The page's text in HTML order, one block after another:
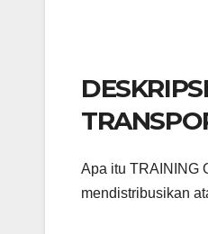
Apa itu TRAINING
mendistribusikan